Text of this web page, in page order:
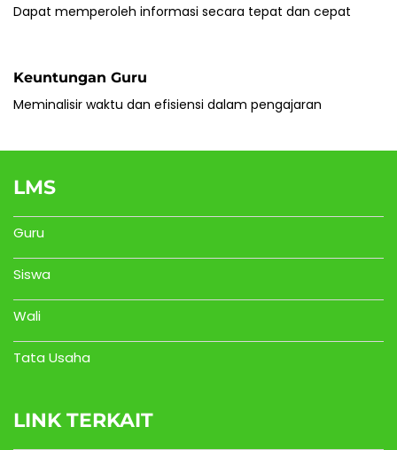
Dapat memperoleh informasi secara tepat dan cepat
Keuntungan Guru
Meminalisir waktu dan efisiensi dalam pengajaran
LMS
Guru
Siswa
Wali
Tata Usaha
LINK TERKAIT